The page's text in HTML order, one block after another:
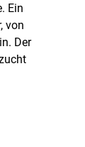
Ein
von
Der